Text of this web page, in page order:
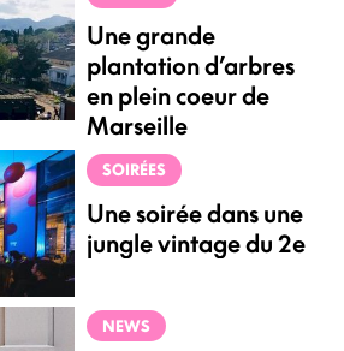
Une grande
plantation d’arbres
en plein coeur de
Marseille
SOIRÉES
Une soirée dans une
jungle vintage du 2e
NEWS